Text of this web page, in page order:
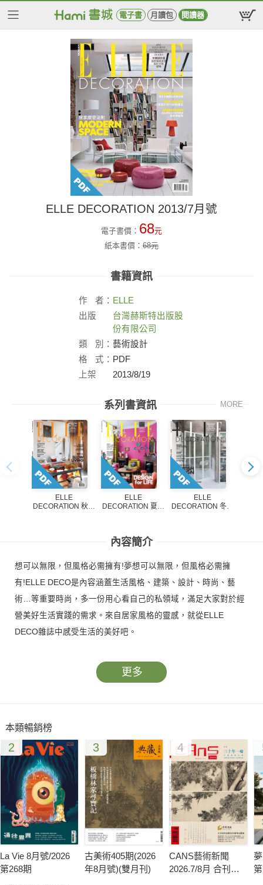
電子書 月讀包 閱讀器
ELLE DECORATION 2013/7月號
電子書價： 68元
紙本書價： 68元
書籍資訊
作 者： ELLE
出版
台灣赫斯特出版股
份有限公司
類
別： 藝術設計
格
式： PDF
上架
2013/8/19
系列書資訊 MORE
ELLE
DECORATION 秋冬
ELLE
DECORATION 夏季
ELLE
DECORATION 冬季
內容簡介
想可以無限，但風格必需擁有!夢想可以無限，但風格必需擁
有!ELLE DECO是內容涵蓋生活風格、建築、設計、時尚、藝
術…等重要時尚，多一份用心看自己的私領域，滿足大家對於經
營美好生活實踐的需求。來自居家風格的靈感，就從ELLE
DECO雜誌中感受生活的美好吧。
更多
本類暢銷榜
2
La Vie 8月號/2026
第268期
3
古美術405期(2026
年8月號)(雙月刊)
4
CANS藝術新聞
2026.7/8月 合刊號